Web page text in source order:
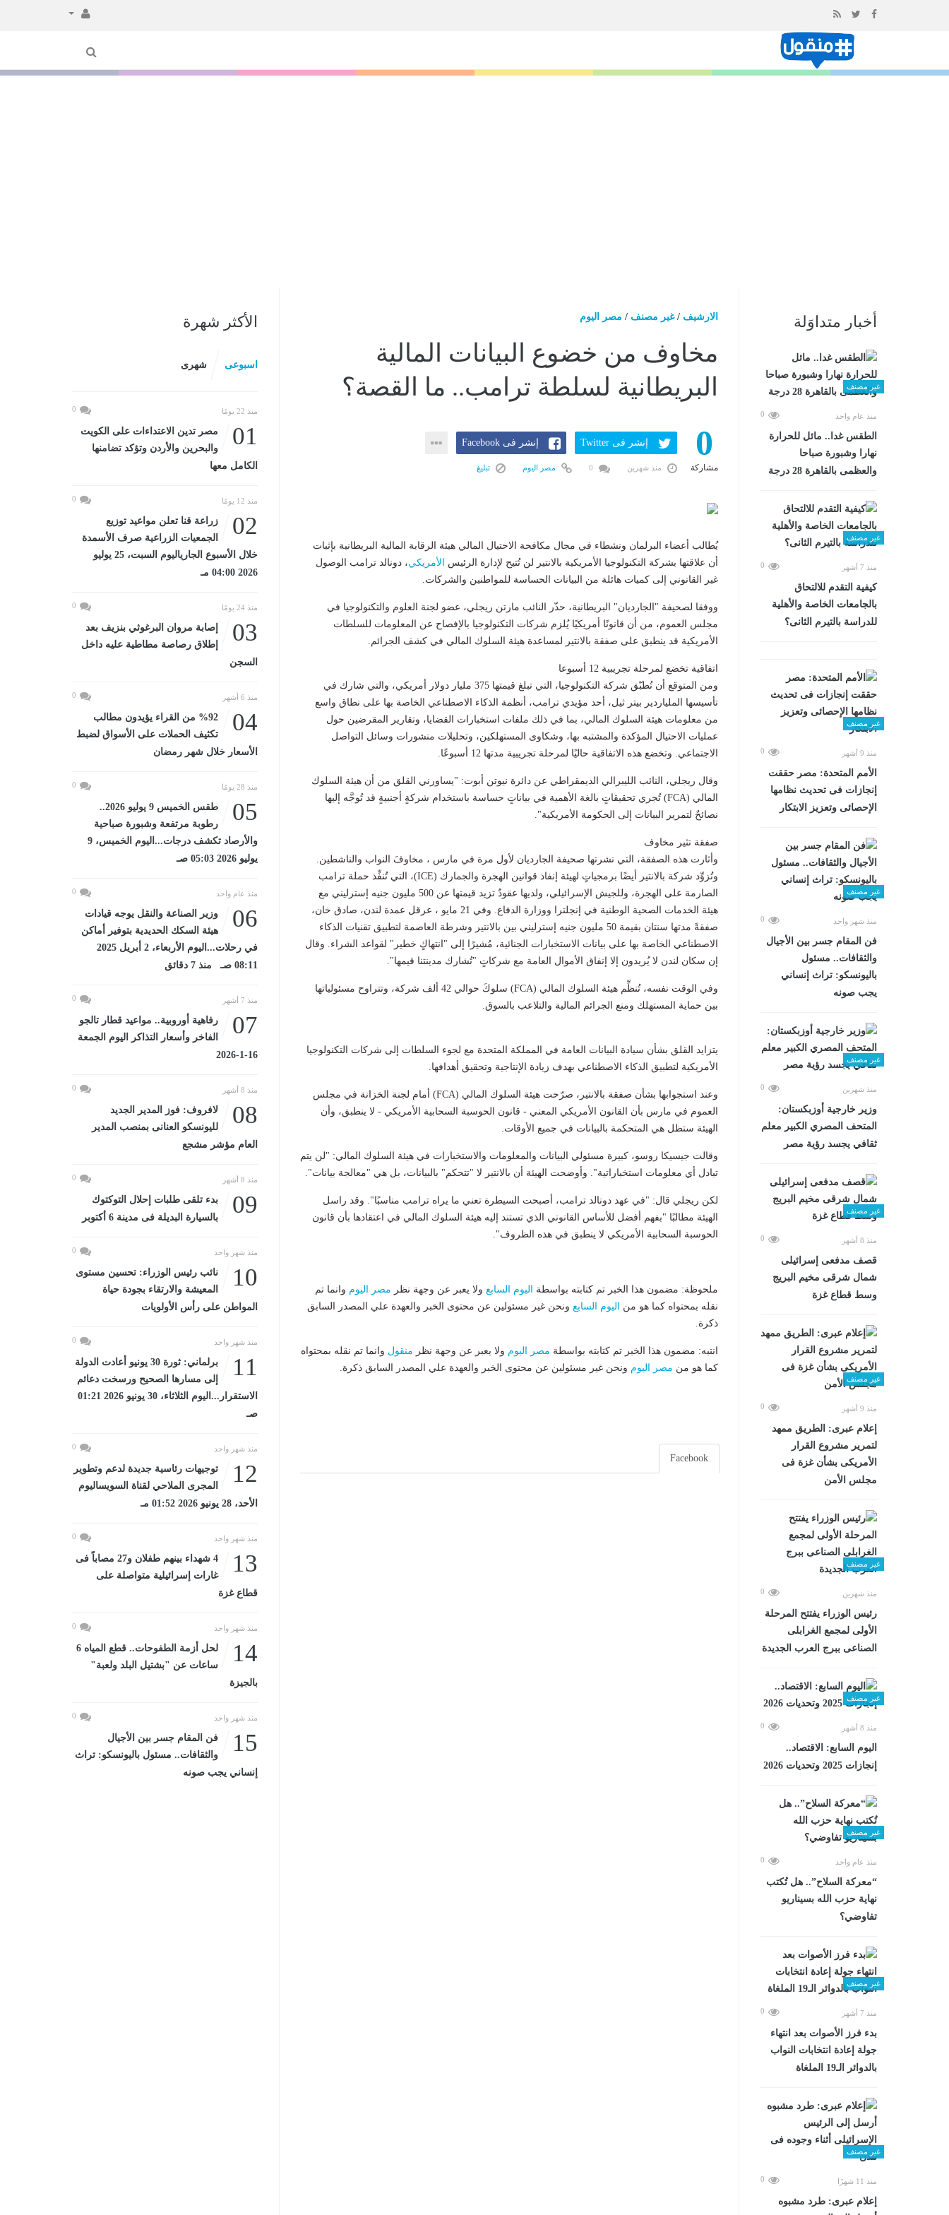
المحتوى
أخبار متداوَلة
غير مصنف
منذ عام واحد 0
الطقس غدا.. مائل للحرارة
نهارا وشبورة صباحا
والعظمى بالقاهرة 28 درجة
غير مصنف
منذ 7 أشهر 0
كيفية التقدم للالتحاق
بالجامعات الخاصة والأهلية
للدراسة بالتيرم الثانى؟
غير مصنف
منذ 9 أشهر 0
الأمم المتحدة: مصر حققت
إنجازات فى تحديث نظامها
الإحصائى وتعزيز الابتكار
غير مصنف
منذ شهر واحد 0
فن المقام جسر بين الأجيال
والثقافات.. مسئول
باليونسكو: تراث إنساني
يجب صونه
غير مصنف
منذ شهرين 0
وزير خارجية أوزبكستان:
المتحف المصري الكبير معلم
ثقافي يجسد رؤية مصر
غير مصنف
منذ 8 أشهر 0
قصف مدفعى إسرائيلى
شمال شرقى مخيم البريج
وسط قطاع غزة
غير مصنف
منذ 9 أشهر 0
إعلام عبرى: الطريق ممهد
لتمرير مشروع القرار
الأمريكى بشأن غزة فى
مجلس الأمن
غير مصنف
منذ شهرين 0
رئيس الوزراء يفتتح المرحلة
الأولى لمجمع الغرابلى
الصناعى ببرج العرب الجديدة
غير مصنف
منذ 8 أشهر 0
اليوم السابع: الاقتصاد..
إنجازات 2025 وتحديات 2026
غير مصنف
منذ عام واحد 0
“معركة السلاح”.. هل تُكتب
نهاية حزب الله بسيناريو
تفاوضي؟
غير مصنف
منذ 7 أشهر 0
بدء فرز الأصوات بعد انتهاء
جولة إعادة انتخابات النواب
بالدوائر الـ19 الملغاة
غير مصنف
منذ 11 شهرًا 0
إعلام عبرى: طرد مشبوه
الارشيف /غير مصنف / مصر اليوم
مخاوف من خضوع البيانات المالية
البريطانية لسلطة ترامب.. ما القصة؟
0
مشاركة
إنشر فى Twitter إنشر فى Facebook
منذ شهرين مصر اليوم تبليغ
يُطالب أعضاء البرلمان ونشطاء في مجال مكافحة الاحتيال المالي هيئة الرقابة المالية البريطانية بإثبات
أن علاقتها بشركة التكنولوجيا الأمريكية بالانتير لن تُتيح لإدارة الرئيس
الأمريكي، دونالد ترامب الوصول
غير القانوني إلى كميات هائلة من البيانات الحساسة للمواطنين والشركات.
ووفقا لصحيفة "الجارديان" البريطانية، حذّر النائب مارتن ريجلي، عضو لجنة العلوم والتكنولوجيا في
مجلس العموم، من أن قانونًا أمريكيًا يُلزم شركات التكنولوجيا بالإفصاح عن المعلومات للسلطات
الأمريكية قد ينطبق على صفقة بالانتير لمساعدة هيئة السلوك المالي في كشف الجرائم.
اتفاقية تخضع لمرحلة تجريبية 12 أسبوعا
ومن المتوقع أن تُطبّق شركة التكنولوجيا، التي تبلغ قيمتها 375 مليار دولار أمريكي، والتي شارك في
تأسيسها الملياردير بيتر ثيل، أحد مؤيدي ترامب، أنظمة الذكاء الاصطناعي الخاصة بها على نطاق واسع
من معلومات هيئة السلوك المالي، بما في ذلك ملفات استخبارات القضايا، وتقارير المقرضين حول
عمليات الاحتيال المؤكدة والمشتبه بها، وشكاوى المستهلكين، وتحليلات منشورات وسائل التواصل
الاجتماعي. وتخضع هذه الاتفاقية حاليًا لمرحلة تجريبية مدتها 12 أسبوعًا.
وقال ريجلي، النائب الليبرالي الديمقراطي عن دائرة نيوتن أبوت: "يساورني القلق من أن هيئة السلوك
المالي (FCA) تُجري تحقيقاتٍ بالغة الأهمية في بياناتٍ حساسة باستخدام شركةٍ أجنبيةٍ قد تُوجَّه إليها
نصائحٌ لتمرير البيانات إلى الحكومة الأمريكية".
صفقة تثير مخاوف
وأثارت هذه الصفقة، التي نشرتها صحيفة الجارديان لأول مرة في مارس ، مخاوفَ النواب والناشطين.
وتُزوِّد شركة بالانتير أيضًا برمجياتٍ لهيئة إنفاذ قوانين الهجرة والجمارك (ICE)، التي تُنفِّذ حملة ترامب
الصارمة على الهجرة، وللجيش الإسرائيلي، ولديها عقودٌ تزيد قيمتها عن 500 مليون جنيه إسترليني مع
هيئة الخدمات الصحية الوطنية في إنجلترا ووزارة الدفاع. وفي 21 مايو ، عرقل عمدة لندن، صادق خان،
صفقةً مدتها سنتان بقيمة 50 مليون جنيه إسترليني بين بالانتير وشرطة العاصمة لتطبيق تقنيات الذكاء
الاصطناعي الخاصة بها على بيانات الاستخبارات الجنائية، مُشيرًا إلى "انتهاكٍ خطير" لقواعد الشراء. وقال
إن سكان لندن لا يُريدون إلا إنفاق الأموال العامة مع شركاتٍ "تُشارك مدينتنا قيمها".
وفي الوقت نفسه، تُنظِّم هيئة السلوك المالي (FCA) سلوكَ حوالي 42 ألف شركة، وتتراوح مسئولياتها
بين حماية المستهلك ومنع الجرائم المالية والتلاعب بالسوق.
يتزايد القلق بشأن سيادة البيانات العامة في المملكة المتحدة مع لجوء السلطات إلى شركات التكنولوجيا
الأمريكية لتطبيق الذكاء الاصطناعي بهدف زيادة الإنتاجية وتحقيق أهدافها.
وعند استجوابها بشأن صفقة بالانتير، صرّحت هيئة السلوك المالي (FCA) أمام لجنة الخزانة في مجلس
العموم في مارس بأن القانون الأمريكي المعني - قانون الحوسبة السحابية الأمريكي - لا ينطبق، وأن
الهيئة ستظل هي المتحكمة بالبيانات في جميع الأوقات.
وقالت جيسيكا روسو، كبيرة مسئولي البيانات والمعلومات والاستخبارات في هيئة السلوك المالي: "لن يتم
تبادل أي معلومات استخباراتية". وأوضحت الهيئة أن بالانتير لا "تتحكم" بالبيانات، بل هي "معالجة بيانات".
لكن ريجلي قال: "في عهد دونالد ترامب، أصبحت السيطرة تعني ما يراه ترامب مناسبًا". وقد راسل
الهيئة مطالبًا "بفهم أفضل للأساس القانوني الذي تستند إليه هيئة السلوك المالي في اعتقادها بأن قانون
الحوسبة السحابية الأمريكي لا ينطبق في هذه الظروف".
ملحوظة: مضمون هذا الخبر تم كتابته بواسطة اليوم السابع ولا يعبر عن وجهة نظر مصر اليوم وانما تم
نقله بمحتواه كما هو من
اليوم السابع ونحن غير مسئولين عن محتوى الخبر والعهدة علي المصدر السابق
ذكرة.
انتبه: مضمون هذا الخبر تم كتابته بواسطة مصر اليوم ولا يعبر عن وجهة نظر منقول وانما تم نقله بمحتواه
كما هو من مصر اليوم ونحن غير مسئولين عن محتوى الخبر والعهدة علي المصدر السابق ذكرة.
Facebook
الأكثر شهرة
اسبوعى شهرى
منذ 22 يومًا 0
01
مصر تدين الاعتداءات على الكويت
والبحرين والأردن وتؤكد تضامنها
الكامل معها
منذ 12 يومًا 0
02
زراعة قنا تعلن مواعيد توزيع
الجمعيات الزراعية صرف الأسمدة
خلال الأسبوع الجارياليوم السبت، 25 يوليو
2026 04:00 مـ
منذ 24 يومًا 0
03
إصابة مروان البرغوثي بنزيف بعد
إطلاق رصاصة مطاطية عليه داخل
السجن
منذ 6 أشهر 0
04
%92 من القراء يؤيدون مطالب
تكثيف الحملات على الأسواق لضبط
الأسعار خلال شهر رمضان
منذ 28 يومًا 0
05
طقس الخميس 9 يوليو 2026..
رطوبة مرتفعة وشبورة صباحية
والأرصاد تكشف درجات...اليوم الخميس، 9
يوليو 2026 05:03 صـ
منذ عام واحد 0
06
وزير الصناعة والنقل يوجه قيادات
هيئة السكك الحديدية بتوفير أماكن
في رحلات...اليوم الأربعاء، 2 أبريل 2025
08:11 صـ منذ 7 دقائق
منذ 7 أشهر 0
07
رفاهية أوروبية.. مواعيد قطار تالجو
الفاخر وأسعار التذاكر اليوم الجمعة
16-1-2026
منذ 8 أشهر 0
08
لافروف: فوز المدير الجديد
لليونسكو العنانى بمنصب المدير
العام مؤشر مشجع
منذ 8 أشهر 0
09
بدء تلقى طلبات إحلال التوكتوك
بالسيارة البديلة فى مدينة 6 أكتوبر
منذ شهر واحد 0
10
نائب رئيس الوزراء: تحسين مستوى
المعيشة والارتقاء بجودة حياة
المواطن على رأس الأولويات
منذ شهر واحد 0
11
برلماني: ثورة 30 يونيو أعادت الدولة
إلى مسارها الصحيح ورسخت دعائم
الاستقرار...اليوم الثلاثاء، 30 يونيو 2026 01:21
صـ
منذ شهر واحد 0
12
توجيهات رئاسية جديدة لدعم وتطوير
المجرى الملاحي لقناة السويساليوم
الأحد، 28 يونيو 2026 01:52 مـ
منذ شهر واحد 0
13
4 شهداء بينهم طفلان و27 مصاباً فى
غارات إسرائيلية متواصلة على
قطاع غزة
منذ شهر واحد 0
14
لحل أزمة الطفوحات.. قطع المياه 6
ساعات عن "بشتيل البلد ولعبة"
بالجيزة
منذ شهر واحد 0
15
فن المقام جسر بين الأجيال
والثقافات.. مسئول باليونسكو: تراث
إنساني يجب صونه